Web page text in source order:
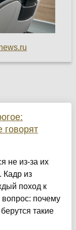
говорят
не из-за их
Кадр из
поход к
вопрос: почему
такие